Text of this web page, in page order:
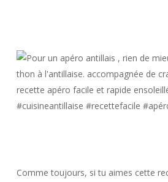
Comme toujours, si tu aimes cette